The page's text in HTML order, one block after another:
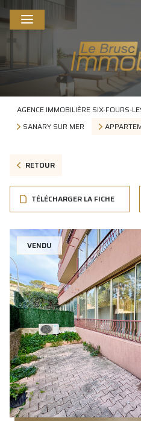
AGENCE IMMOBILIÈRE SIX-FOURS-
SANARY SUR MER
RETOUR
TÉLÉCHARGER LA FICHE
VENDU